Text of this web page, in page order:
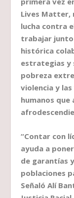
Lives Matter,
lucha contra
trabajar junto
histórica
estrategias y
pobreza
violencia y
humanos que
“Contar con
ayuda a
de garantías
poblaciones
Señaló Alí